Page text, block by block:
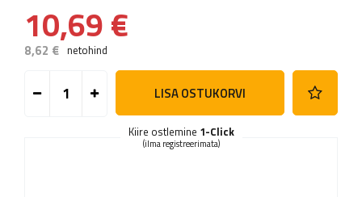
10,69 €
8,62 € netohind
LISA OSTUKORVI
Kiire ostlemine 1-Click
(ilma registreerimata)